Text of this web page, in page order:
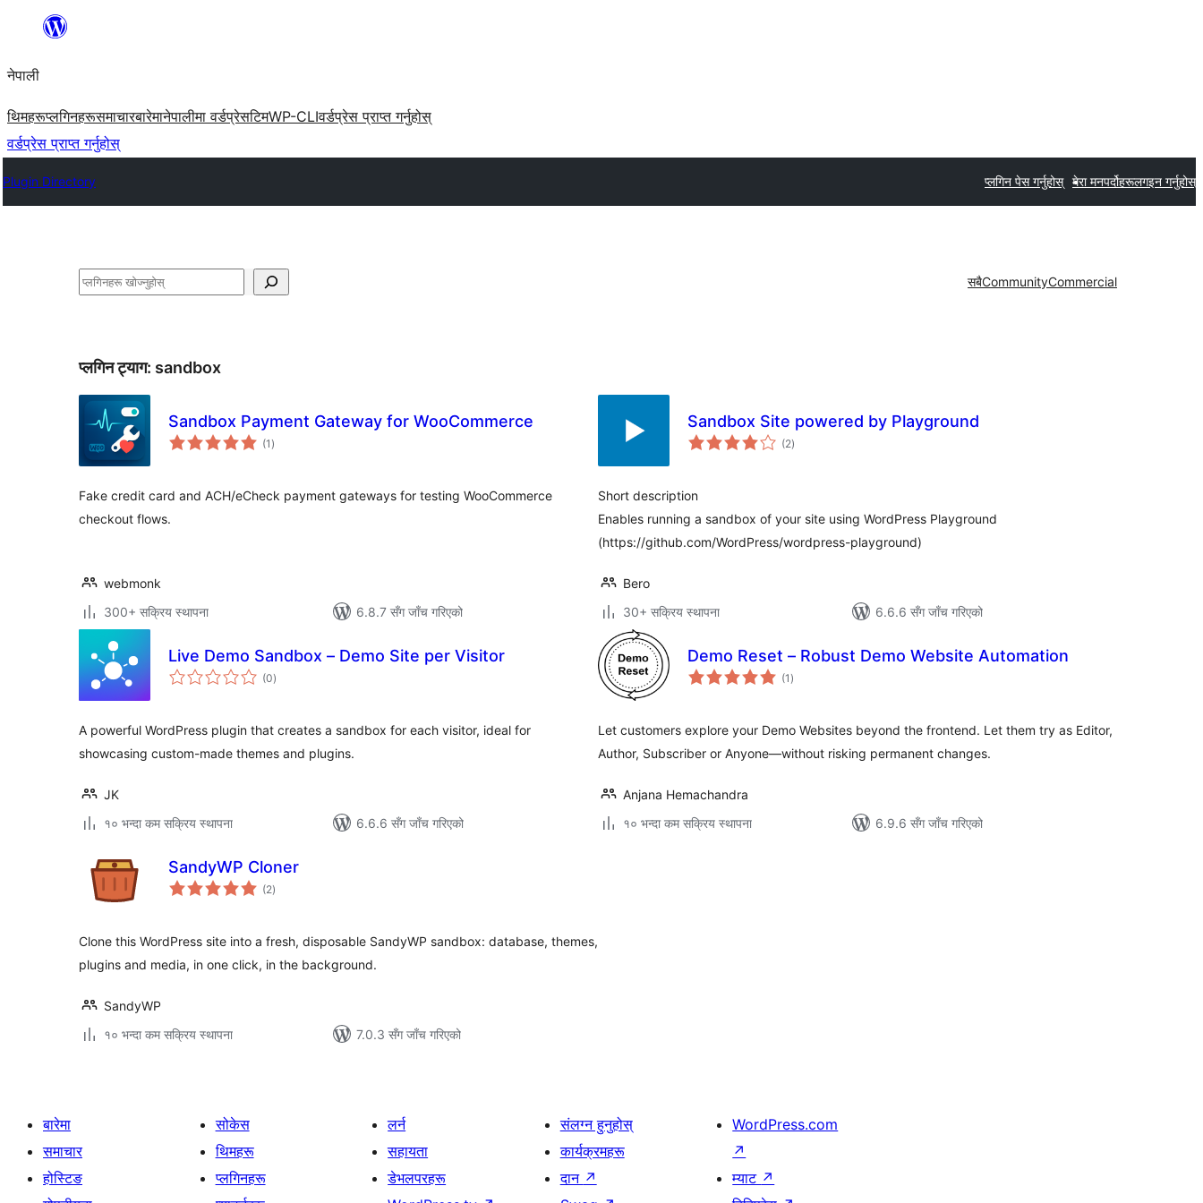
सामग्रीमा
नेपाली
थिमहरूप्लगिनहरूसमाचारबारेमानेपालीमा वर्डप्रेसटिमWP-CLIवर्डप्रेस प्राप्त गर्नुहोस्
वर्डप्रेस प्राप्त गर्नुहोस्
Plugin Directory प्लगिन पेस गर्नुहोस् मेरा मनपर्दोहरूलगइन गर्नुहोस्
खोज्नुहोस् सबैCommunityCommercial
प्लगिन ट्याग: sandbox
Sandbox Payment Gateway for WooCommerce
(1 कुल
रेटिङ्गहरू
)
Fake credit card and ACH/eCheck payment gateways for testing WooCommerce
checkout flows.
webmonk
300+ सक्रिय स्थापना
6.8.7 सँग जाँच गरिएको
Sandbox Site powered by Playground
(2कुल
रेटिङ्गहरू
)
Short description
Enables running a sandbox of your site using WordPress Playground
(https://github.com/WordPress/wordpress-playground)
Bero
30+ सक्रिय स्थापना
6.6.6 सँग जाँच गरिएको
Live Demo Sandbox – Demo Site per Visitor
(0कुल
रेटिङ्गहरू
)
A powerful WordPress plugin that creates a sandbox for each visitor, ideal for
showcasing custom-made themes and plugins.
JK
१० भन्दा कम सक्रिय स्थापना
6.6.6 सँग जाँच गरिएको
Demo Reset – Robust Demo Website Automation
(1 कुल
रेटिङ्गहरू
)
Let customers explore your Demo Websites beyond the frontend. Let them try as Editor,
Author, Subscriber or Anyone—without risking permanent changes.
Anjana Hemachandra
१० भन्दा कम सक्रिय स्थापना
6.9.6 सँग जाँच गरिएको
SandyWP Cloner
(2कुल
रेटिङ्गहरू
)
Clone this WordPress site into a fresh, disposable SandyWP sandbox: database, themes,
plugins and media, in one click, in the background.
SandyWP
१० भन्दा कम सक्रिय स्थापना
7.0.3 सँग जाँच गरिएको
बारेमा
समाचार
होस्टिङ
सोकेस
थिमहरू
प्लगिनहरू
लर्न
सहायता
डेभलपरहरू
संलग्न हुनुहोस्
कार्यक्रमहरू
दान ↗
WordPress.com
↗
म्याट ↗